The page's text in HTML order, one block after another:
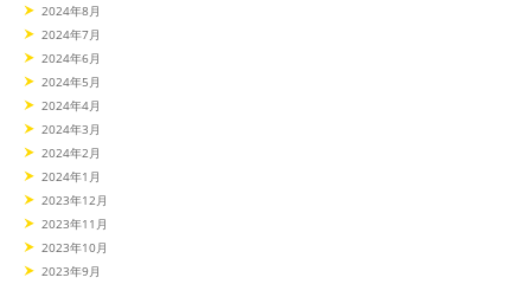
2024年8月
2024年7月
2024年6月
2024年5月
2024年4月
2024年3月
2024年2月
2024年1月
2023年12月
2023年11月
2023年10月
2023年9月